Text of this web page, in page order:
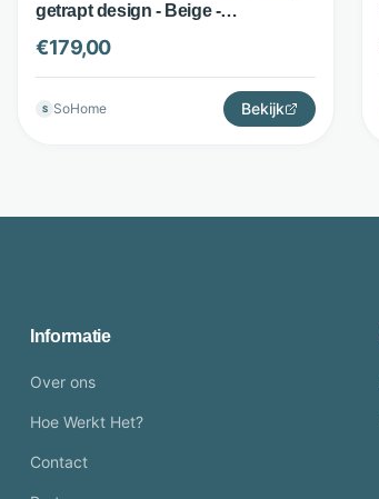
getrapt design - Beige -
LifestyleFurn
€179,00
S SoHome Bekijk
Informatie
Over ons
Hoe Werkt Het?
Contact